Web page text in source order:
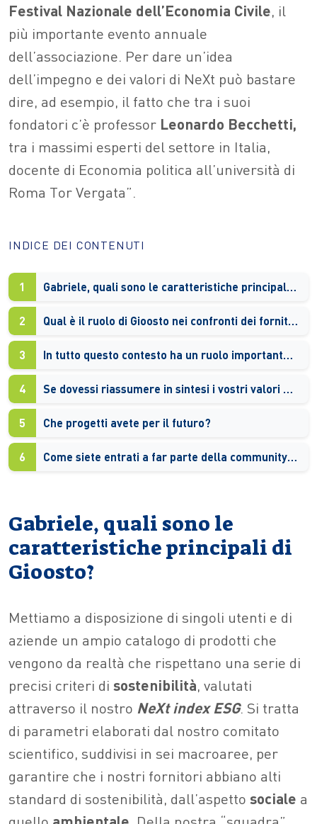
Festival Nazionale dell’Economia Civile, il
più importante evento annuale
dell’associazione. Per dare un’idea
dell’impegno e dei valori di NeXt può bastare
dire, ad esempio, il fatto che tra i suoi
fondatori c’è professor Leonardo Becchetti,
tra i massimi esperti del settore in Italia,
docente di Economia politica all’università di
Roma Tor Vergata”.
INDICE DEI CONTENUTI
1 Gabriele, quali sono le caratteristiche principali di Gioosto?
2 Qual è il ruolo di Gioosto nei confronti dei fornitori e degli utenti finali, che siano privati cittadini o aziende?
3 In tutto questo contesto ha un ruolo importante anche la sostenibilità economica…
4 Se dovessi riassumere in sintesi i vostri valori cosa sottolineeresti?
5 Che progetti avete per il futuro?
6 Come siete entrati a far parte della community dei Greeners di Sorgenia?
Gabriele, quali sono le
caratteristiche principali di
Gioosto?
Mettiamo a disposizione di singoli utenti e di
aziende un ampio catalogo di prodotti che
vengono da realtà che rispettano una serie di
precisi criteri di sostenibilità, valutati
attraverso il nostro NeXt index ESG. Si tratta
di parametri elaborati dal nostro comitato
scientifico, suddivisi in sei macroaree, per
garantire che i nostri fornitori abbiano alti
standard di sostenibilità, dall’aspetto sociale a